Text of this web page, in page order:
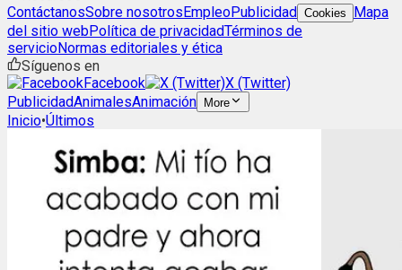
ContáctanosSobre nosotrosEmpleoPublicidad Cookies
Mapa
del sitio webPolítica de privacidadTérminos de
servicioNormas editoriales y ética
Síguenos en
Facebook
X (Twitter)
PublicidadAnimalesAnimación More
Inicio•Últimos